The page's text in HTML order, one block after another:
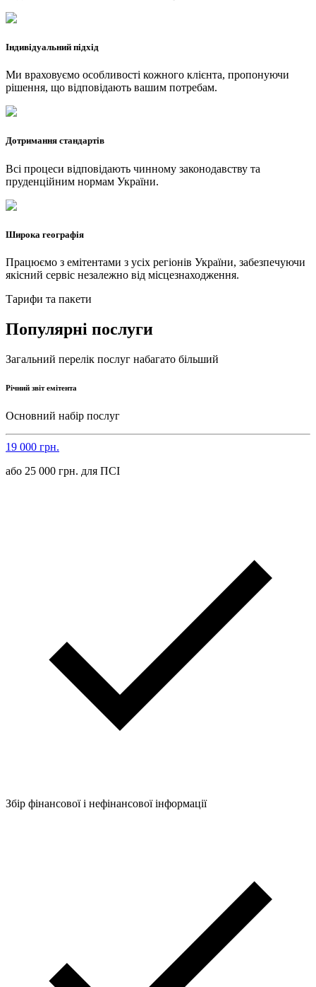
Індивідуальний підхід
Ми враховуємо особливості кожного клієнта, пропонуючи
рішення, що відповідають вашим потребам.
Дотримання стандартів
Всі процеси відповідають чинному законодавству та
пруденційним нормам України.
Широка географія
Працюємо з емітентами з усіх регіонів України, забезпечуючи
якісний сервіс незалежно від місцезнаходження.
Тарифи та пакети
Популярні послуги
Загальний перелік послуг набагато більший
Річний звіт емітента
Основний набір послуг
19 000 грн.
або 25 000 грн. для ПСІ
Збір фінансової і нефінансової інформації